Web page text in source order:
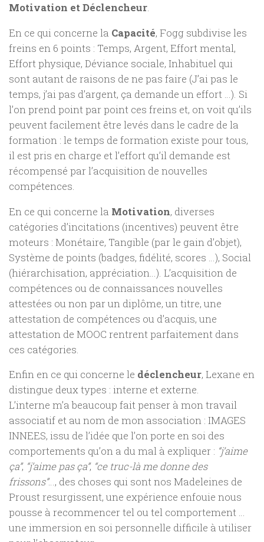
Motivation et Déclencheur.
En ce qui concerne la Capacité, Fogg subdivise les
freins en 6 points : Temps, Argent, Effort mental,
Effort physique, Déviance sociale, Inhabituel qui
sont autant de raisons de ne pas faire (J’ai pas le
temps, j’ai pas d’argent, ça demande un effort …). Si
l’on prend point par point ces freins et, on voit qu’ils
peuvent facilement être levés dans le cadre de la
formation : le temps de formation existe pour tous,
il est pris en charge et l’effort qu’il demande est
récompensé par l’acquisition de nouvelles
compétences.
En ce qui concerne la Motivation, diverses
catégories d’incitations (incentives) peuvent être
moteurs : Monétaire, Tangible (par le gain d’objet),
Système de points (badges, fidélité, scores …), Social
(hiérarchisation, appréciation…). L’acquisition de
compétences ou de connaissances nouvelles
attestées ou non par un diplôme, un titre, une
attestation de compétences ou d’acquis, une
attestation de MOOC rentrent parfaitement dans
ces catégories.
Enfin en ce qui concerne le déclencheur, Lexane en
distingue deux types : interne et externe.
L’interne m’a beaucoup fait penser à mon travail
associatif et au nom de mon association : IMAGES
INNEES, issu de l’idée que l’on porte en soi des
comportements qu’on a du mal à expliquer : “j’aime
ça”, “j’aime pas ça”, “ce truc-là me donne des
frissons”…, des choses qui sont nos Madeleines de
Proust resurgissent, une expérience enfouie nous
pousse à recommencer tel ou tel comportement …
une immersion en soi personnelle difficile à utiliser